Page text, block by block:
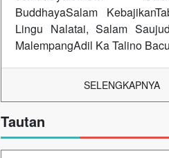
BuddhayaSalam
Lingu Nalatai, Salam
MalempangAdil Ka Talino
SELENGKAPNYA
Tautan